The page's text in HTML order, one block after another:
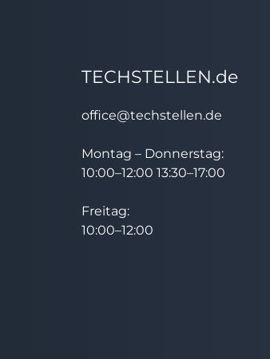
TECHSTELLEN.de
office@techstellen.de
Montag – Donnerstag:
10:00–12:00 13:30–17:00
Freitag:
10:00–12:00